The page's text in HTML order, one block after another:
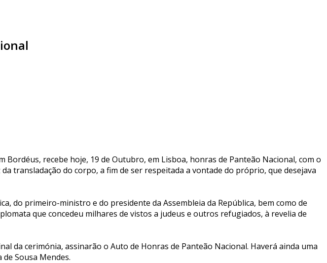
recebe hoje, 19 de Outubro, em Lisboa, honras de Panteão Nacional, com o
transladação do corpo, a fim de ser respeitada a vontade do próprio, que desejava
do primeiro-ministro e do presidente da Assembleia da República, bem como de
que concedeu milhares de vistos a judeus e outros refugiados, à revelia de
da cerimónia, assinarão o Auto de Honras de Panteão Nacional. Haverá ainda uma
Sousa Mendes.